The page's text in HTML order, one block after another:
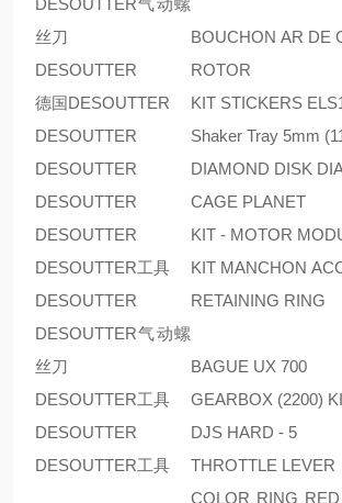
DESOUTTER气动螺
丝刀
BOUCHON AR DE
DESOUTTER
ROTOR
德国DESOUTTER
KIT STICKERS
DESOUTTER
Shaker Tray 5mm
DESOUTTER
DIAMOND DISK
DESOUTTER
CAGE PLANET
DESOUTTER
KIT - MOTOR
DESOUTTER工具
KIT MANCHON
DESOUTTER
RETAINING RING
DESOUTTER气动螺
丝刀
BAGUE UX 700
DESOUTTER工具
GEARBOX (2200)
DESOUTTER
DJS HARD - 5
DESOUTTER工具
THROTTLE LEVER
COLOR RING